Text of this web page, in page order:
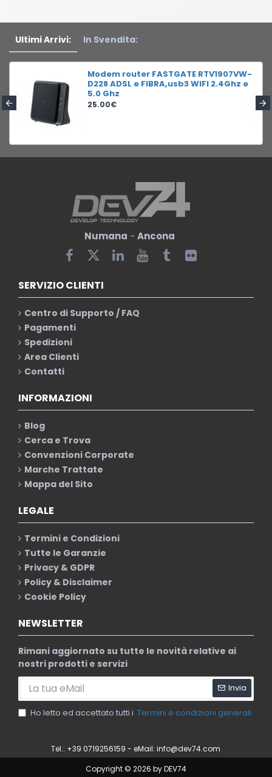
Ultimi Arrivi: In Svendita:
Modem router FASTGATE RTV1907VW-
D228 ADSL e FIBRA,usb3 WIFI 2.4Ghz e
5.0 Ghz
25.00€
Numana - Ancona
SERVIZIO CLIENTI
Centro di Supporto / FAQ
Pagamenti
Spedizioni
Area Clienti
Contatti
INFORMAZIONI
Blog
Cerca e Trova
Convenzioni Corporate
Marche Trattate
Mappa del Sito
LEGALE
Termini e Condizioni
Tutte le Garanzie
Privacy & GDPR
Policy & Disclaimer
Cookie Policy
NEWSLETTER
Rimani aggiornato su tutte le novità relative ai
nostri prodotti e servizi
Invia
Ho letto ed accettato tutti i Termini e condizioni generali
Tel.: +39 0719256159 - eMail:info@dev74.com
Copyright © 2026 by DEV74